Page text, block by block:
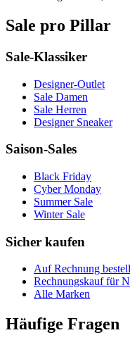
Sale pro Pillar
Sale-Klassiker
Designer-Outlet
Sale Damen
Sale Herren
Designer Sneaker
Saison-Sales
Black Friday
Cyber Monday
Summer Sale
Winter Sale
Sicher kaufen
Auf Rechnung
Rechnungskauf für
Alle Marken
Häufige Fragen